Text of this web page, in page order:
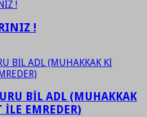
!
BİL ADL (MUHAKKAK
İLE EMREDER)